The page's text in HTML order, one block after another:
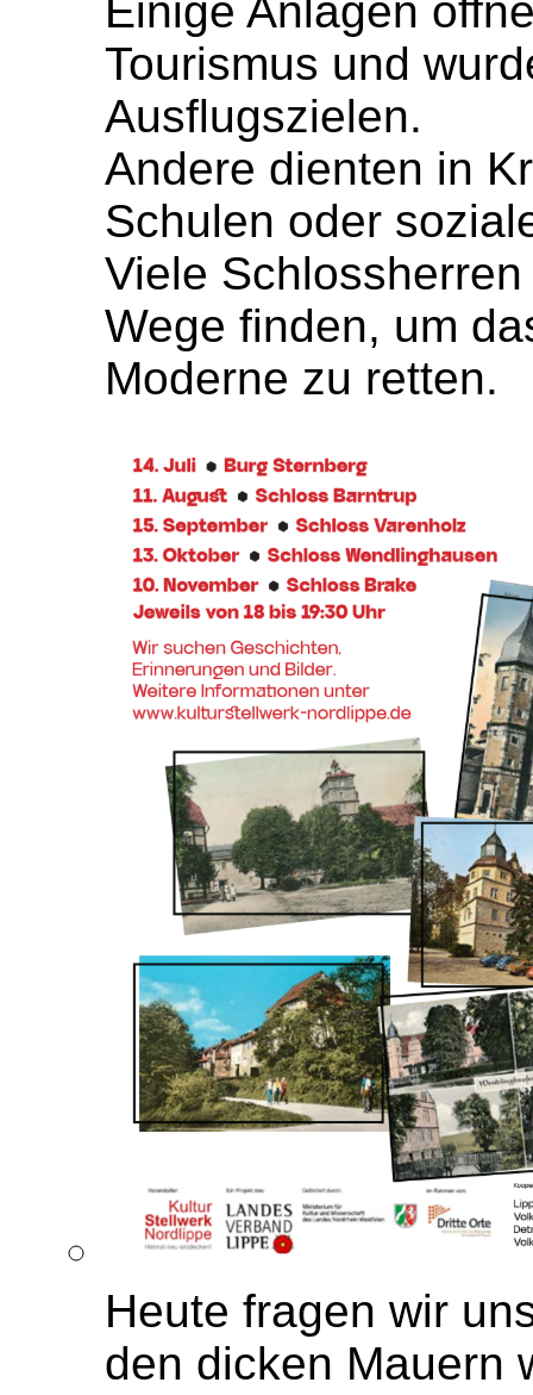
Einige Anlagen
Tourismus und
Ausflugszielen.
Andere dienten in
Schulen oder
Viele
Wege finden, um
Moderne zu retten.
Heute fragen wir
den dicken Mauern